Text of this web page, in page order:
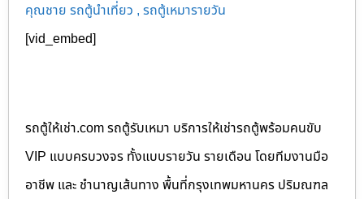
คุณชาย รถตู้นำเที่ยว , รถตู้เหมารายวัน
[vid_embed]
รถตู้ให้เช่า.com รถตู้รับเหมา บริการให้เช่ารถตู้พร้อมคนขับ
VIP แบบครบวงจร ทั้งแบบรายวัน รายเดือน โดยทีมงานมือ
อาชีพ และ ชำนาญเส้นทาง พื้นที่กรุงเทพมหานคร ปริมณฑล